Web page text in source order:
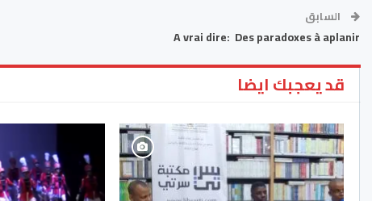
السابق
A vrai dire: Des paradoxes à aplanir
قد يعجبك ايضا